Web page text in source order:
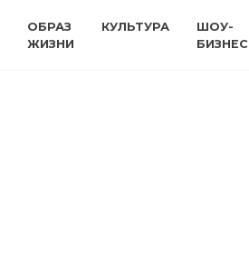
ОБРАЗ
ЖИЗНИ
КУЛЬТУРА
ШОУ-
БИЗНЕС